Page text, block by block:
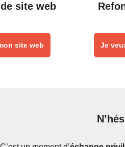
site web
site web Je